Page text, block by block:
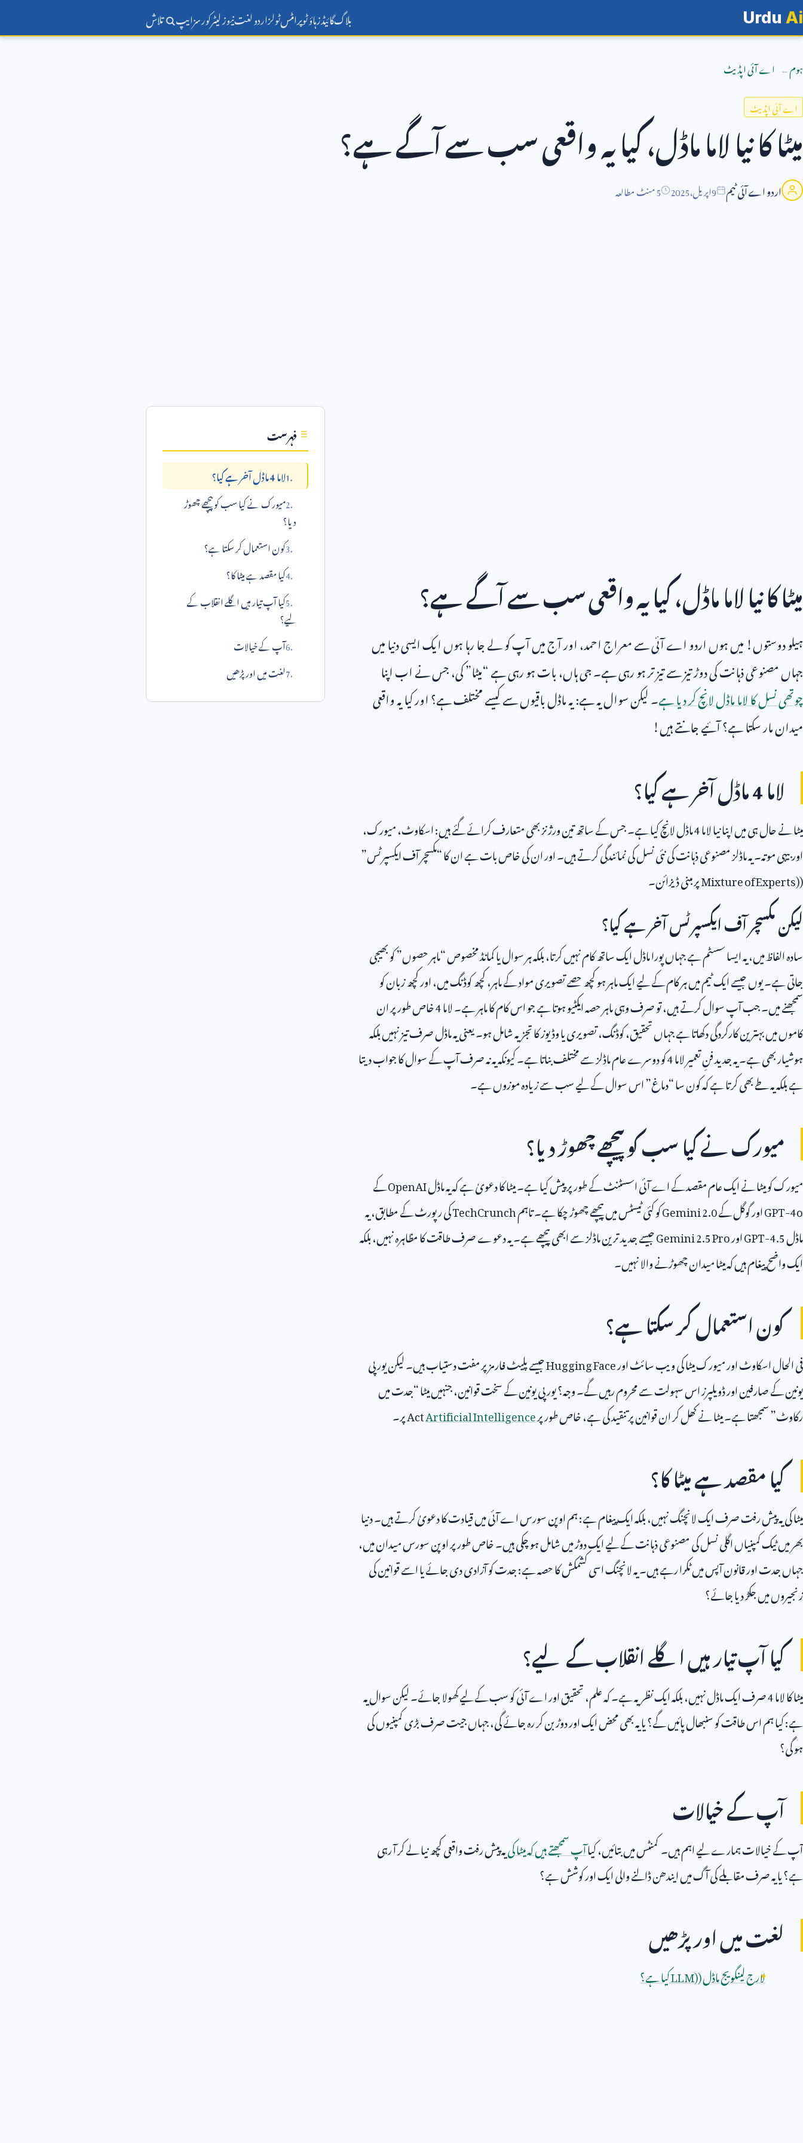
Urdu Ai بلاگگائیڈزہاؤ ٹوپرامٹسٹولزاردو لغتنیوز لیٹرکورسزایپ تلاش
ہوم اے آئی اپڈیٹ
اے آئی اپڈیٹ
میٹا کا نیا لاما ماڈل، کیا یہ واقعی سب سے آگے ہے؟
اردو اے آئی ٹیم 9اپریل،2025 5 منٹ مطالعہ
میٹا کا نیا لاما ماڈل، کیا یہ واقعی سب سے آگے ہے؟
ہیلو دوستوں! میں ہوں اردو اے آئی سے معراج احمد، اور آج میں آپ کو لے جا رہا ہوں ایک ایسی دنیا میں
جہاں مصنوعی ذہانت کی دوڑ تیز سے تیز تر ہو رہی ہے۔ جی ہاں، بات ہو رہی ہے “میٹا” کی، جس نے اب اپنا
چوتھی نسل کا لاما ماڈل لانچ کر دیا ہے۔ لیکن سوال یہ ہے: یہ ماڈل باقیوں سے کیسے مختلف ہے؟ اور کیا یہ واقعی
میدان مار سکتا ہے؟ آئیے جانتے ہیں!
لاما4ماڈل آخر ہے کیا؟
میٹا نے حال ہی میں اپنا نیا لاما4ماڈل لانچ کیا ہے۔ جس کے ساتھ تین ورژنز بھی متعارف کرائے گئے ہیں: اسکاوٹ، میورک،
اور بیہی موته۔ یہ ماڈلز مصنوعی ذہانت کی نئی نسل کی نمائندگی کرتے ہیں۔ اور ان کی خاص بات ہے ان کا “مکسچر آف ایکسپرٹس”
(
Mixture of Experts)پر مبنی ڈیزائن۔
لیکن مکسچر آف ایکسپرٹس آخر ہے کیا؟
سادہ الفاظ میں، یہ ایسا سسٹم ہے جہاں پورا ماڈل ایک ساتھ کام نہیں کرتا، بلکہ ہر سوال یا کمانڈ مخصوص “ماہر حصوں” کو بھیجی
جاتی ہے۔ یوں جیسے ایک ٹیم میں ہر کام کے لیے ایک ماہر ہو کچھ حصے تصویری مواد کے ماہر، کچھ کوڈنگ میں، اور کچھ زبان کو
سمجھنے میں۔ جب آپ سوال کرتے ہیں، تو صرف وہی ماہر حصہ ایکٹیو ہوتا ہے جو اس کام کا ماہر ہے۔ لاما4خاص طور پر ان
کاموں میں بہترین کارکردگی دکھاتا ہے جہاں تحقیق، کوڈنگ، تصویری یا وڈیوز کا تجزیہ شامل ہو۔ یعنی یہ ماڈل صرف تیز نہیں بلکہ
ہوشیار بھی ہے۔ یہ جدید فنِ تعمیر لاما4کو دوسرے عام ماڈلز سے مختلف بناتا ہے۔ کیونکہ یہ نہ صرف آپ کے سوال کا جواب دیتا
ہے بلکہ یہ طے بھی کرتا ہے کہ کون سا “دماغ” اس سوال کے لیے سب سے زیادہ موزوں ہے۔
میورک نے کیا سب کو پیچھے چھوڑ دیا؟
میورک کو میٹا نے ایک عام مقصد کے اے آئی اسسٹنٹ کے طور پر پیش کیا ہے۔ میٹا کا دعویٰ ہے کہ یہ ماڈلOpenAIکے
GPT-4oاور گوگل کےGemini 2.0کو کئی ٹیسٹس میں پیچھے چھوڑ چکا ہے۔ تاہمTechCrunchکی رپورٹ کے مطابق، یہ
ماڈلGPT-4.5اورGemini 2.5 Proجیسے جدید ترین ماڈلز سے ابھی پیچھے ہے۔ یہ دعوے صرف طاقت کا مظاہرہ نہیں، بلکہ
ایک واضح پیغام ہیں کہ میٹا میدان چھوڑنے والا نہیں۔
کون استعمال کر سکتا ہے؟
فی الحال اسکاوٹ اور میورک میٹا کی ویب سائٹ اورHugging Faceجیسے پلیٹ فارمز پر مفت دستیاب ہیں۔ لیکن یورپی
یونین کے صارفین اور ڈویلپرز اس سہولت سے محروم رہیں گے۔ وجہ؟ یورپی یونین کے سخت قوانین، جنہیں میٹا “جدت میں
رکاوٹ” سمجھتا ہے۔ میٹا نے کھل کر ان قوانین پر تنقید کی ہے، خاص طور پرArtificial Intelligence
Actپر۔
کیا مقصد ہے میٹا کا؟
میٹا کی یہ پیش رفت صرف ایک لانچنگ نہیں، بلکہ ایک پیغام ہے: ہم اوپن سورس اے آئی میں قیادت کا دعویٰ کرتے ہیں۔ دنیا
بھر میں ٹیک کمپنیاں اگلی نسل کی مصنوعی ذہانت کے لیے ایک دوڑ میں شامل ہو چکی ہیں۔ خاص طور پر اوپن سورس میدان میں،
جہاں جدت اور قانون آپس میں ٹکرا رہے ہیں۔ یہ لانچنگ اسی کشمکش کا حصہ ہے: جدت کو آزادی دی جائے یا اسے قوانین کی
زنجیروں میں جکڑ دیا جائے؟
کیا آپ تیار ہیں اگلے انقلاب کے لیے؟
میٹا کا لاما4صرف ایک ماڈل نہیں، بلکہ ایک نظریہ ہے۔ کہ علم، تحقیق اور اے آئی کو سب کے لیے کھولا جائے۔ لیکن سوال یہ
ہے: کیا ہم اس طاقت کو سنبھال پائیں گے؟ یا یہ بھی محض ایک اور دوڑ بن کر رہ جائے گی، جہاں جیت صرف بڑی کمپنیوں کی
ہو گی؟
آپ کے خیالات
آپ کے خیالات ہمارے لیے اہم ہیں۔ کمنٹس میں بتائیں، کیاآپ سمجھتے ہیں کہ میٹا کییہ پیش رفت واقعی کچھ نیا لے کر آ رہی
ہے؟ یا یہ صرف مقابلے کی آگ میں ایندھن ڈالنے والی ایک اور کوشش ہے؟
لغت میں اور پڑھیں
لارج لینگویج ماڈل (LLM)کیا ہے؟
فہرست
لاما 4 ماڈل آخر ہے کیا؟
میورک نے کیا سب کو پیچھے چھوڑ
دیا؟
کون استعمال کر سکتا ہے؟
کیا مقصد ہے میٹا کا؟
کیا آپ تیار ہیں اگلے انقلاب کے
لیے؟
آپ کے خیالات
لغت میں اور پڑھیں